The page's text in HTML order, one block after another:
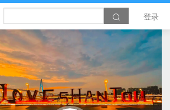
登录